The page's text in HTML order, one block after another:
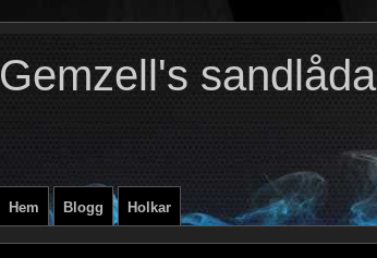
Gemzell's sandlåda
Hem Blogg Holkar